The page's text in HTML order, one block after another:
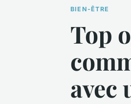
BIEN-ÊTRE
Top
avec